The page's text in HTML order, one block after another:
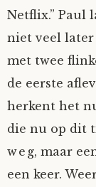
Nieuw op
Op
Posities
Hoe geef
Hoe krijg
Alle
Verhalen
aube
Verhalen
Verhalen
Polls
Averechts
Mijn Account
Netflix.” Paul
niet veel
met twee
de eerste
herkent het
die nu op dit
weg, maar
een keer.